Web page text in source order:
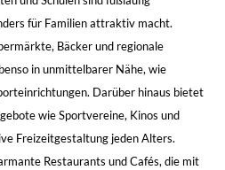
für Familien attraktiv macht.
Bäcker und regionale
in unmittelbarer Nähe, wie
Darüber hinaus bietet
wie Sportvereine, Kinos und
Freizeitgestaltung jeden Alters.
Restaurants und Cafés, die mit